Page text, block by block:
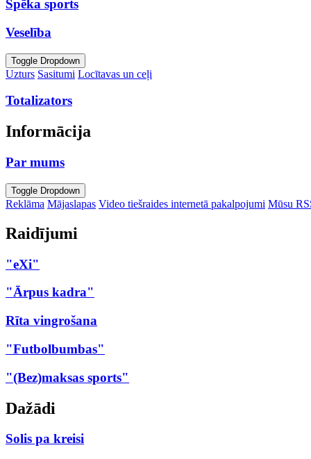
Spēka sports
Veselība
Toggle Dropdown
Uzturs Sasitumi Locītavas un ceļi
Totalizators
Informācija
Par mums
Toggle Dropdown
Reklāma Mājaslapas Video tiešraides internetā pakalpojumi Mūsu
Raidījumi
"eXi"
"Ārpus kadra"
Rīta vingrošana
"Futbolbumbas"
"(Bez)maksas sports"
Dažādi
Solis pa kreisi